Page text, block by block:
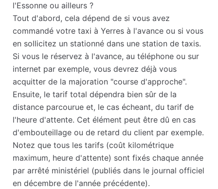
l'Essonne ou ailleurs ?
Tout d'abord, cela dépend de si vous avez
commandé votre taxi à Yerres à l'avance ou si vous
en sollicitez un stationné dans une station de taxis.
Si vous le réservez à l'avance, au téléphone ou sur
internet par exemple, vous devrez déjà vous
acquitter de la majoration "course d'approche".
Ensuite, le tarif total dépendra bien sûr de la
distance parcourue et, le cas écheant, du tarif de
l'heure d'attente. Cet élément peut être dû en cas
d'embouteillage ou de retard du client par exemple.
Notez que tous les tarifs (coût kilométrique
maximum, heure d'attente) sont fixés chaque année
par arrêté ministériel (publiés dans le journal officiel
en décembre de l'année précédente).